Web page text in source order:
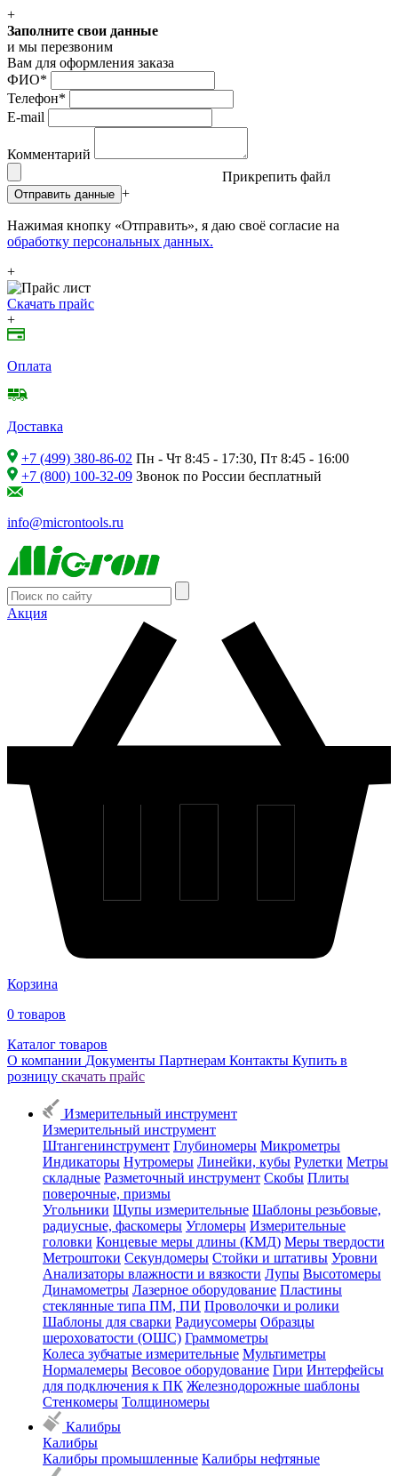
+
Заполните свои данные
и мы перезвоним
Вам для оформления заказа
ФИО*
Телефон*
E-mail
Комментарий
Прикрепить файл
Отправить данные +
Нажимая кнопку «Отправить», я даю своё согласие на
обработку персональных данных.
+
Скачать прайс
+
Оплата
Доставка
+7 (499) 380-86-02 Пн - Чт 8:45 - 17:30, Пт 8:45 - 16:00
+7 (800) 100-32-09 Звонок по России бесплатный
info@microntools.ru
Акция
Корзина
0 товаров
Каталог товаров
О компании Документы Партнерам Контакты Купить в
розницу скачать прайс
Измерительный инструмент
Измерительный инструмент
Штангенинструмент Глубиномеры Микрометры
Индикаторы Нутромеры Линейки, кубы Рулетки Метры
складные Разметочный инструмент Скобы Плиты
поверочные, призмы
Угольники Щупы измерительные Шаблоны резьбовые,
радиусные, фаскомеры Угломеры Измерительные
головки Концевые меры длины (КМД) Меры твердости
Метроштоки Секундомеры Стойки и штативы Уровни
Анализаторы влажности и вязкости Лупы Высотомеры
Динамометры Лазерное оборудование Пластины
стеклянные типа ПМ, ПИ Проволочки и ролики
Шаблоны для сварки Радиусомеры Образцы
шероховатости (ОШС) Граммометры
Колеса зубчатые измерительные Мультиметры
Нормалемеры Весовое оборудование Гири Интерфейсы
для подключения к ПК Железнодорожные шаблоны
Стенкомеры Толщиномеры
Калибры
Калибры
Калибры промышленные Калибры нефтяные